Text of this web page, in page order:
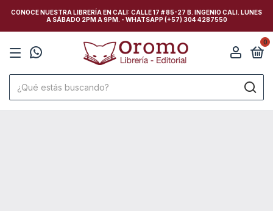
CONOCE NUESTRA LIBRERÍA EN CALI: CALLE 17 # 85-27 B. INGENIO CALI. LUNES
A SÁBADO 2PM A 9PM. - WHATSAPP (+57) 304 4287550
0